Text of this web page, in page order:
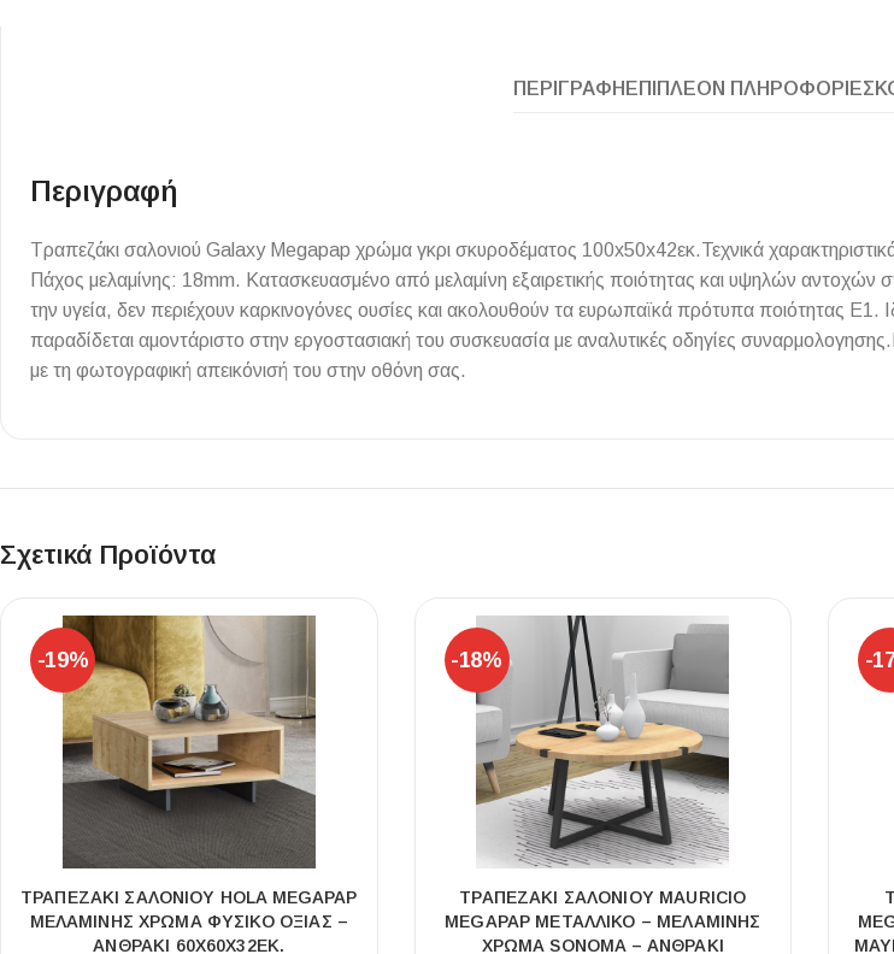
Ντεκόρ - Μπάνιου
Τοίχου - Δαπέδου Μπάνιου
Πισίνας
Επένδυσης Τοίχου
Μάρμαρο
ΧΡΗΣΙΜΑ
ΠΕΡΙΓΡΑΦΉ ΕΠΙΠΛΈΟΝ ΠΛΗΡΟΦΟΡΊΕΣ
Περιγραφή
Τραπεζάκι σαλονιού Galaxy Megapap χρώμα γκρι σκυροδέματος 100x50x42εκ.Τεχνικά
Πάχος μελαμίνης: 18mm. Κατασκευασμένο από μελαμίνη εξαιρετικής ποιότητας και υψηλών αντοχών
την υγεία, δεν περιέχουν καρκινογόνες ουσίες και ακολουθούν τα ευρωπαϊκά πρότυπα ποιότητας Ε1.
παραδίδεται αμοντάριστο στην εργοστασιακή του συσκευασία με αναλυτικές οδηγίες
με τη φωτογραφική απεικόνισή του στην οθόνη σας.
Σχετικά Προϊόντα
-19%
ΤΡΑΠΕΖΆΚΙ ΣΑΛΟΝΙΟΎ HOLA MEGAPAP
ΜΕΛΑΜΊΝΗΣ ΧΡΏΜΑ ΦΥΣΙΚΌ ΟΞΙΆΣ –
ΑΝΘΡΑΚΊ 60X60X32ΕΚ.
-18%
ΤΡΑΠΕΖΆΚΙ ΣΑΛΟΝΙΟΎ MAURICIO
MEGAPAP ΜΕΤΑΛΛΙΚΌ – ΜΕΛΑΜΊΝΗΣ
ΧΡΏΜΑ SONOMA – ΑΝΘΡΑΚΊ
-